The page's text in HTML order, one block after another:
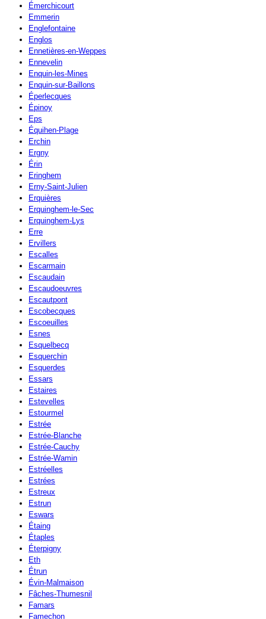
Émerchicourt
Emmerin
Englefontaine
Englos
Ennetières-en-Weppes
Ennevelin
Enquin-les-Mines
Enquin-sur-Baillons
Éperlecques
Épinoy
Eps
Équihen-Plage
Erchin
Ergny
Érin
Eringhem
Erny-Saint-Julien
Erquières
Erquinghem-le-Sec
Erquinghem-Lys
Erre
Ervillers
Escalles
Escarmain
Escaudain
Escaudoeuvres
Escautpont
Escobecques
Escoeuilles
Esnes
Esquelbecq
Esquerchin
Esquerdes
Essars
Estaires
Estevelles
Estourmel
Estrée
Estrée-Blanche
Estrée-Cauchy
Estrée-Wamin
Estréelles
Estrées
Estreux
Estrun
Eswars
Étaing
Étaples
Éterpigny
Eth
Étrun
Évin-Malmaison
Fâches-Thumesnil
Famars
Famechon